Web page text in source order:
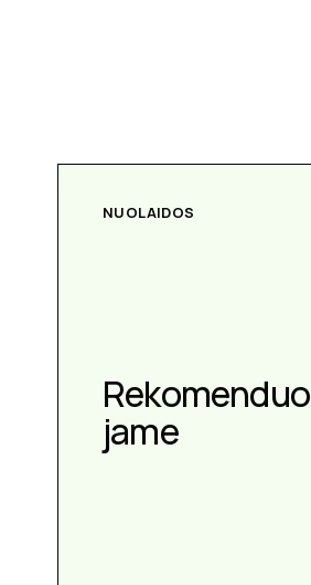
NUOLAIDOS
Rekomenduo
jame